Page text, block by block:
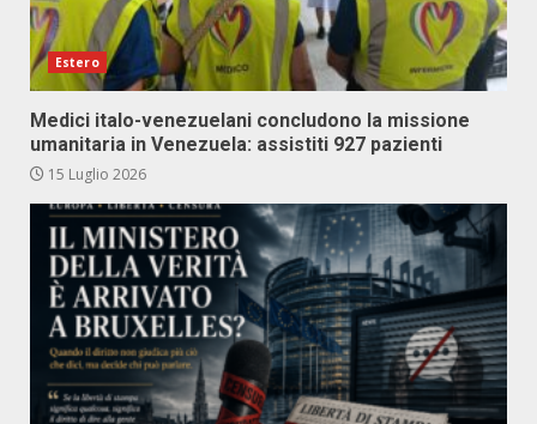
Estero
Medici italo-venezuelani concludono la missione
umanitaria in Venezuela: assistiti 927 pazienti
15 Luglio 2026